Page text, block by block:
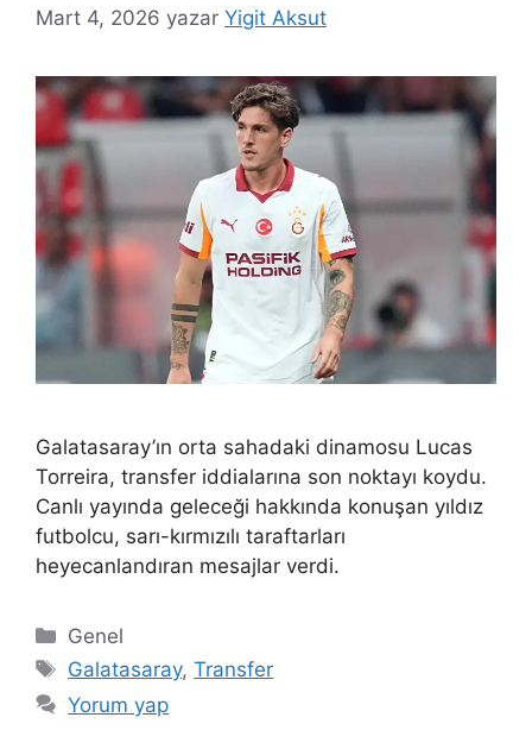
Mart 4, 2026 yazar Yigit Aksut
Galatasaray’ın orta sahadaki dinamosu Lucas
Torreira, transfer iddialarına son noktayı koydu.
Canlı yayında geleceği hakkında konuşan yıldız
futbolcu, sarı-kırmızılı taraftarları
heyecanlandıran mesajlar verdi.
Kategoriler
Genel
Etiketler
Galatasaray,Transfer
Yorum yap